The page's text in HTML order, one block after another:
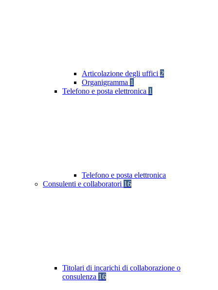
Articolazione degli uffici 2
Organigramma 1
Telefono e posta elettronica 1
Telefono e posta elettronica
Consulenti e collaboratori 16
Titolari di incarichi di collaborazione o
consulenza 16